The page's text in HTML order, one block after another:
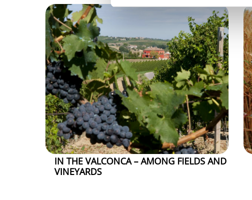
IN THE VALCONCA – AMONG FIELDS AND
VINEYARDS